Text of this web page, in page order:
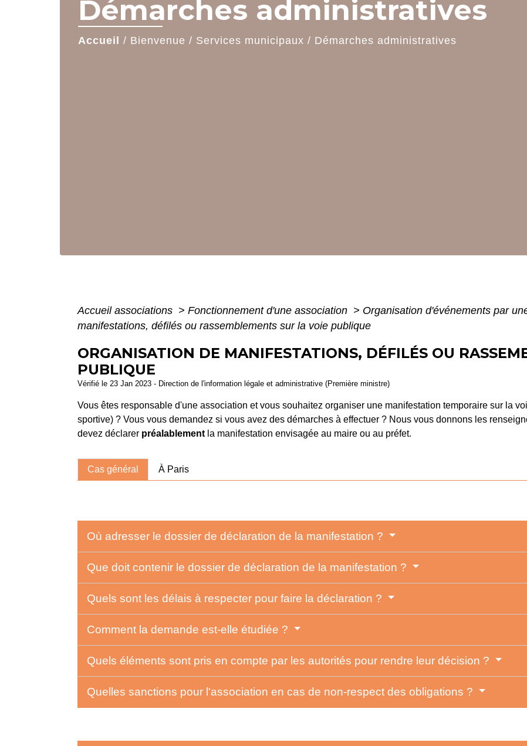
Démarches administratives
Accueil / Bienvenue / Services municipaux / Démarches administratives
Accueil associations > Fonctionnement d'une association > Organisation d'événements par
manifestations, défilés ou rassemblements sur la voie publique
ORGANISATION DE MANIFESTATIONS, DÉFILÉS OU
PUBLIQUE
Vérifié le 23 Jan 2023 - Direction de l'information légale et administrative (Première ministre)
Vous êtes responsable d'une association et vous souhaitez organiser une manifestation temporaire sur la
sportive) ? Vous vous demandez si vous avez des démarches à effectuer ? Nous vous donnons les
devez déclarer préalablement la manifestation envisagée au maire ou au préfet.
Cas général À Paris
Où adresser le dossier de déclaration de la manifestation ?
Que doit contenir le dossier de déclaration de la manifestation ?
Quels sont les délais à respecter pour faire la déclaration ?
Comment la demande est-elle étudiée ?
Quels éléments sont pris en compte par les autorités pour rendre leur décision ?
Quelles sanctions pour l'association en cas de non-respect des obligations ?